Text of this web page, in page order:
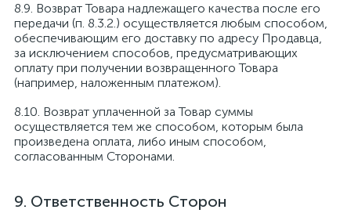
Возврат Товара надлежащего качества после его
передачи (п. 8.3.2.) осуществляется любым способом,
обеспечивающим его доставку по адресу Продавца,
за исключением способов, предусматривающих
оплату при получении возвращенного Товара
(например, наложенным платежом).
Возврат уплаченной за Товар суммы
осуществляется тем же способом, которым была
произведена оплата, либо иным способом,
согласованным Сторонами.
Ответственность Сторон